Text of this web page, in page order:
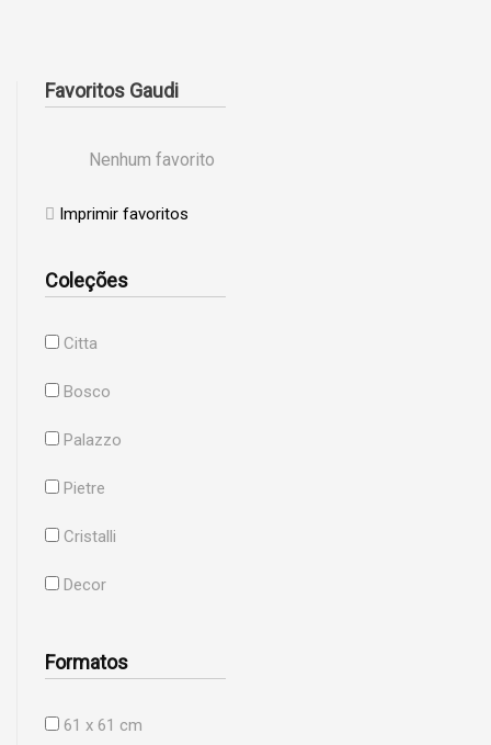
Favoritos Gaudi
Nenhum favorito
Imprimir favoritos
Coleções
Citta
Bosco
Palazzo
Pietre
Cristalli
Decor
Formatos
61 x 61 cm